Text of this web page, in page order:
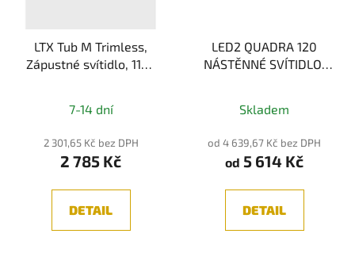
LTX Tub M Trimless,
Zápustné svítidlo, 11W,
hodnocení
produktu
je
z
7-14 dní
2 301,65 Kč bez DPH
2 785 Kč
DETAIL
LED2 QUADRA 120
NÁSTĚNNÉ SVÍTIDLO,
Skladem
od 4 639,67 Kč bez DPH
od 5 614 Kč
DETAIL